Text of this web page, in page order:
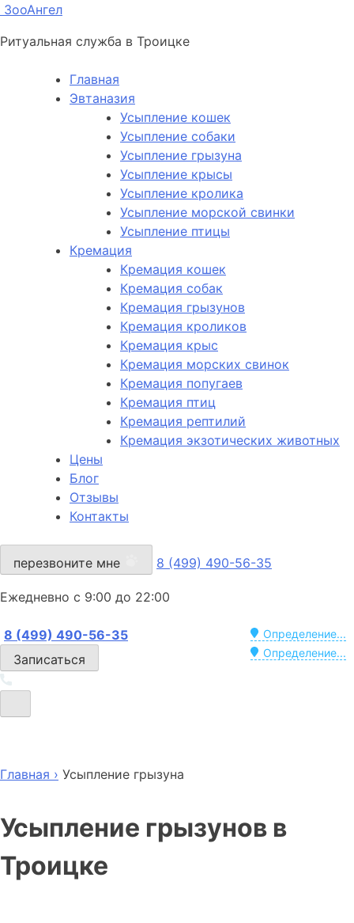
ЗооАнгел
Ритуальная служба в Троицке
Главная
Эвтаназия
Усыпление кошек
Усыпление собаки
Усыпление грызуна
Усыпление крысы
Усыпление кролика
Усыпление морской свинки
Усыпление птицы
Кремация
Кремация кошек
Кремация собак
Кремация грызунов
Кремация кроликов
Кремация крыс
Кремация морских свинок
Кремация попугаев
Кремация птиц
Кремация рептилий
Кремация экзотических животных
Цены
Блог
Отзывы
Контакты
перезвоните мне 8 (499) 490-56-35
Ежедневно с 9:00 до 22:00
Определение...
8 (499) 490-56-35
Определение...
Записаться
Главная › Усыпление грызуна
Усыпление грызунов в
Троицке